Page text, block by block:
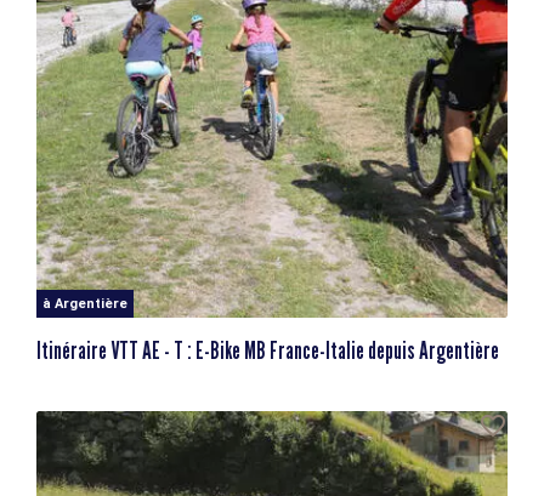
à Argentière
Itinéraire VTT AE - T : E-Bike MB France-Italie depuis Argentière